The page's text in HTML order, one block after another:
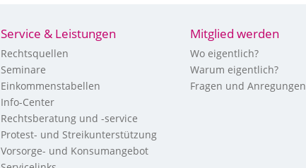
Service & Leistungen
Rechtsquellen
Seminare
Einkommenstabellen
Info-Center
Rechtsberatung und -service
Protest- und Streikunterstützung
Vorsorge- und Konsumangebot
Mitglied werden
Wo eigentlich?
Warum eigentlich?
Fragen und Anregungen